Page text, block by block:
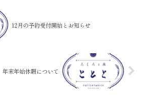
12月の予約受付開始とお知らせ
年末年始休暇について